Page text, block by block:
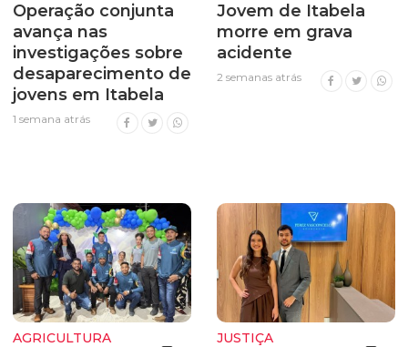
Operação conjunta
avança nas
investigações sobre
desaparecimento de
jovens em Itabela
1 semana atrás
Jovem de Itabela
morre em grava
acidente
2 semanas atrás
AGRICULTURA JUSTIÇA